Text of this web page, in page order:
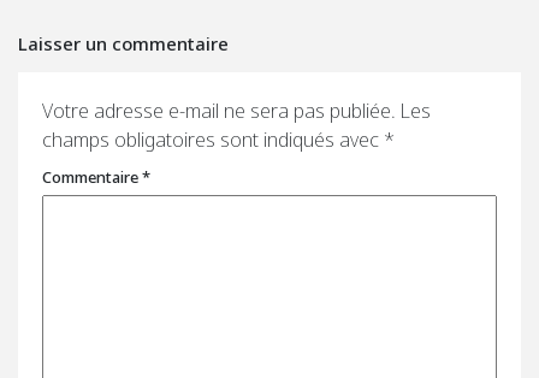
Laisser un commentaire
Votre adresse e-mail ne sera pas publiée. Les
champs obligatoires sont indiqués avec *
Commentaire*